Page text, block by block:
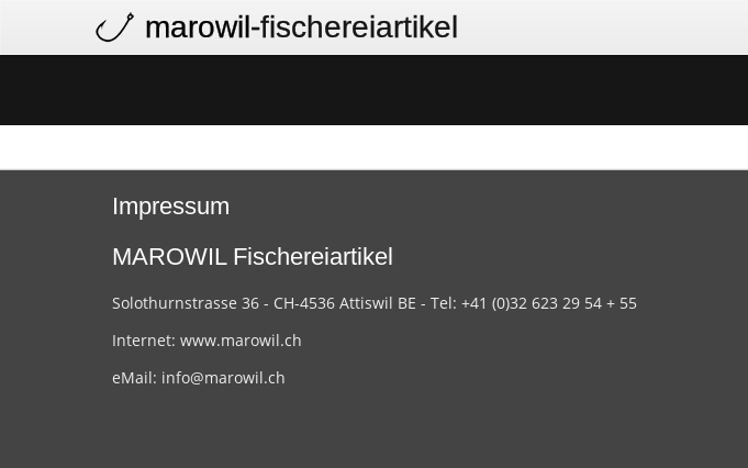
marowil-fischereiartikel
Impressum
MAROWIL Fischereiartikel
Solothurnstrasse 36 - CH-4536 Attiswil BE - Tel: +41 (0)32 623 29 54 + 55
Internet: www.marowil.ch
eMail: info@marowil.ch